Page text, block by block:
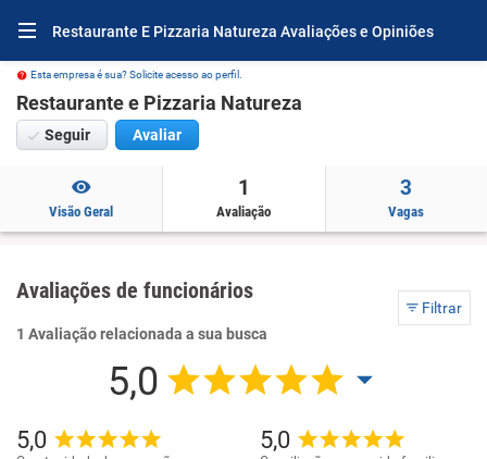
Restaurante E Pizzaria Natureza Avaliações e Opiniões
Esta empresa é sua? Solicite acesso ao perfil.
Restaurante e Pizzaria Natureza
Seguir Avaliar
Visão Geral
1
Avaliação
3
Vagas
Avaliações de funcionários
Filtrar
1 Avaliação relacionada a sua busca
5,0
5,0 5,0